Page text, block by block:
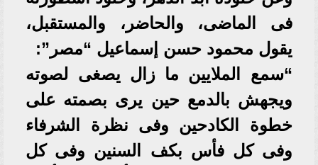
فى الماضى، والحاضر، والمستقبل،
يقول محمود حسن إسماعيل “مصر”:
“سمع الملايين ما زال يصغى لصوته
ويجهش بالدمع حين يرى بصمته على
خطوة الكادحين وفى نظرة الشرفاء
وفى كل فأس بكف السنين وفى كل